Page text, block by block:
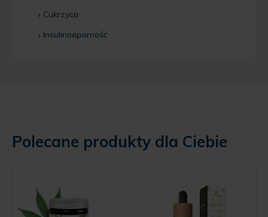
Cukrzyca
Insulinooporność
Polecane produkty dla Ciebie